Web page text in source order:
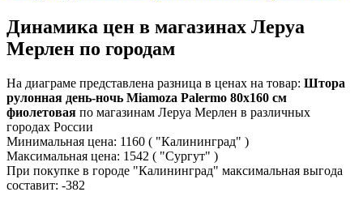
Динамика цен в магазинах Леруа
Мерлен по городам
На диаграме представлена разница в ценах на товар: Штора
рулонная день-ночь Miamoza Palermo 80x160 см
фиолетовая по магазинам Леруа Мерлен в различных
городах России
Минимальная цена: 1160 ( "Калининград" )
Максимальная цена: 1542 ( "Сургут" )
При покупке в городе "Калининград" максимальная выгода
составит: -382